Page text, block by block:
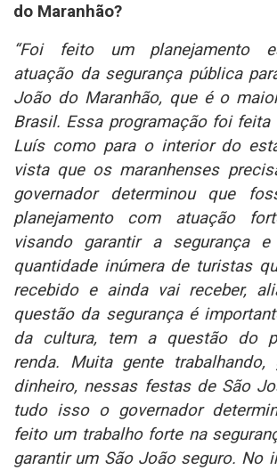
do Maranhão?
“Foi feito um planejamento
atuação da segurança pública
João do Maranhão, que é o
Brasil. Essa programação foi feita
Luís como para o interior do
vista que os maranhenses
governador determinou que
planejamento com atuação
visando garantir a segurança
quantidade inúmera de turistas
recebido e ainda vai receber,
questão da segurança é
da cultura, tem a questão do
renda. Muita gente trabalhando,
dinheiro, nessas festas de São
tudo isso o governador
feito um trabalho forte na
garantir um São João seguro. No